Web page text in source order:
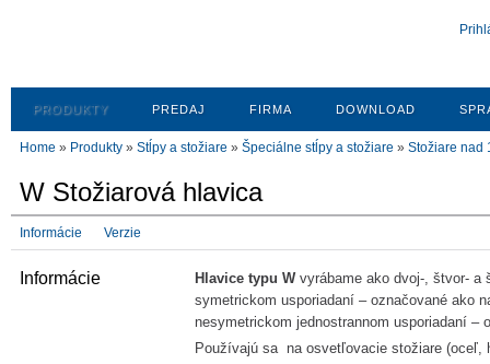
PRODUKTY PREDAJ FIRMA DOWNLOAD
Home » Produkty » Stĺpy a stožiare » Špeciálne stĺpy a stožiare » Stožiare nad
W Stožiarová hlavica
Informácie Verzie
Informácie Hlavice typu Wvyrábame ako dvoj-, štvor- a
symetrickom usporiadaní – označované ako
nesymetrickom jednostrannom usporiadaní –
Používajú sa na osvetľovacie stožiare (oceľ,